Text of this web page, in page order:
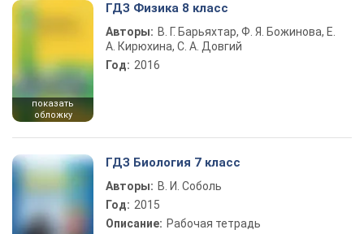
показать
обложку
ГДЗ Физика 8 класс
Авторы: В. Г. Барьяхтар, Ф. Я. Божинова, Е.
А. Кирюхина, С. А. Довгий
Год: 2016
ГДЗ Биология 7 класс
Авторы: В. И. Соболь
Год: 2015
Описание: Рабочая тетрадь